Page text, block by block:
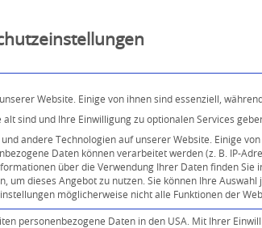
Website. Einige von ihnen sind essenziell,
alt sind und Ihre Einwilligung zu optionalen Services
andere Technologien auf unserer Website. Einige
Daten können verarbeitet werden (z. B. IP-
über die Verwendung Ihrer Daten finden Sie
um dieses Angebot zu nutzen. Sie können Ihre Auswahl
möglicherweise nicht alle Funktionen der
personenbezogene Daten in den USA. Mit Ihrer